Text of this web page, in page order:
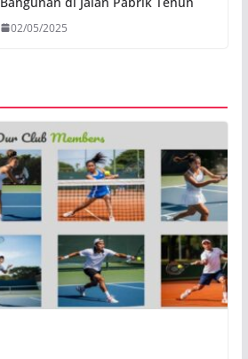
02/05/2025